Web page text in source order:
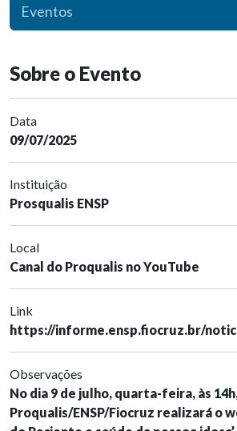
Eventos
Sobre o Evento
Data
09/07/2025
Instituição
Prosqualis ENSP
Local
Canal do Proqualis no YouTube
Link
https://informe.ensp.fiocruz.br/
Observações
No dia 9 de julho, quarta-feira, às
Proqualis/ENSP/Fiocruz realizará o